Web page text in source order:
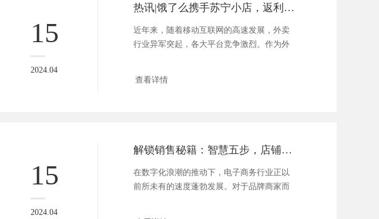
15
2024.04
热讯|饿了么携手苏宁小店，返利策略引领行业新潮流！
近年来，随着移动互联网的高速发展，外卖
行业异军突起，各大平台竞争激烈。作为外
查看详情
15
2024.04
解锁销售秘籍：智慧五步，店铺盈利翻倍术
在数字化浪潮的推动下，电子商务行业正以
前所未有的速度蓬勃发展。对于品牌商家而